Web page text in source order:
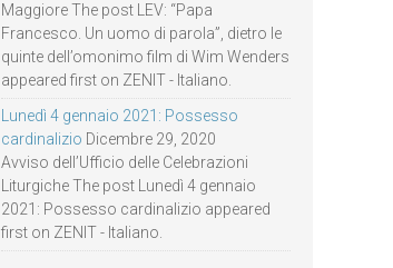
Maggiore The post LEV: “Papa
Francesco. Un uomo di parola”, dietro le
quinte dell’omonimo film di Wim Wenders
appeared first on ZENIT - Italiano.
Lunedì 4 gennaio 2021: Possesso
cardinalizio Dicembre 29, 2020
Avviso dell’Ufficio delle Celebrazioni
Liturgiche The post Lunedì 4 gennaio
2021: Possesso cardinalizio appeared
first on ZENIT - Italiano.